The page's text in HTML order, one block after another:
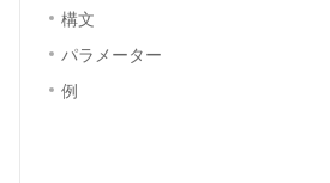
構文
パラメーター
例